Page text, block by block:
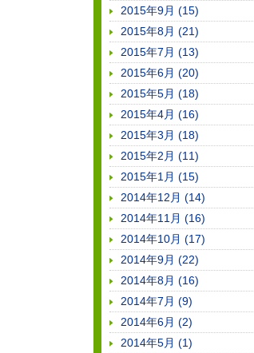
2015年9月 (15)
2015年8月 (21)
2015年7月 (13)
2015年6月 (20)
2015年5月 (18)
2015年4月 (16)
2015年3月 (18)
2015年2月 (11)
2015年1月 (15)
2014年12月 (14)
2014年11月 (16)
2014年10月 (17)
2014年9月 (22)
2014年8月 (16)
2014年7月 (9)
2014年6月 (2)
2014年5月 (1)